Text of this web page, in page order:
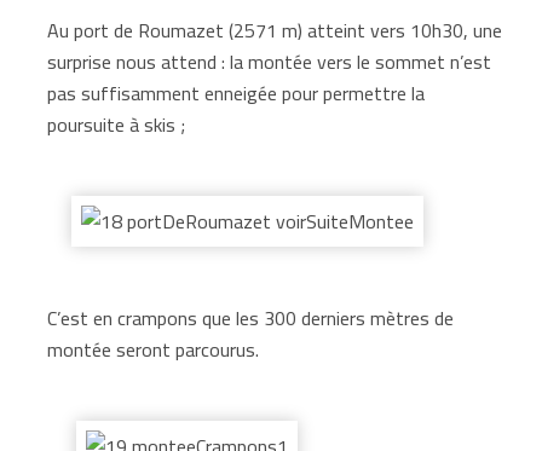
Au port de Roumazet (2571 m) atteint vers 10h30, une
surprise nous attend : la montée vers le sommet n’est
pas suffisamment enneigée pour permettre la
poursuite à skis ;
C’est en crampons que les 300 derniers mètres de
montée seront parcourus.